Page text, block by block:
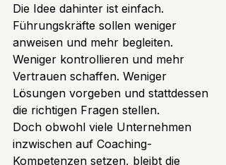
Die Idee dahinter ist einfach.
Führungskräfte sollen weniger
anweisen und mehr begleiten.
Weniger kontrollieren und mehr
Vertrauen schaffen. Weniger
Lösungen vorgeben und stattdessen
die richtigen Fragen stellen.
Doch obwohl viele Unternehmen
inzwischen auf Coaching-
Kompetenzen setzen, bleibt die